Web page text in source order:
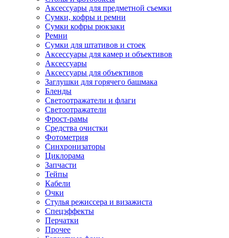
Аксессуары для предметной съемки
Сумки, кофры и ремни
Сумки кофры рюкзаки
Ремни
Сумки для штативов и стоек
Аксессуары для камер и объективов
Аксессуары
Аксессуары для объективов
Заглушки для горячего башмака
Бленды
Светоотражатели и флаги
Светоотражатели
Фрост-рамы
Средства очистки
Фотометрия
Синхронизаторы
Циклорама
Запчасти
Тейпы
Кабели
Очки
Стулья режиссера и визажиста
Спецэффекты
Перчатки
Прочее